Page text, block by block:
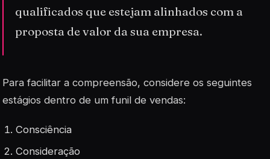
qualificados que estejam alinhados com a
proposta de valor da sua empresa.
Para facilitar a compreensão, considere os seguintes
estágios dentro de um funil de vendas:
Consciência
Consideração